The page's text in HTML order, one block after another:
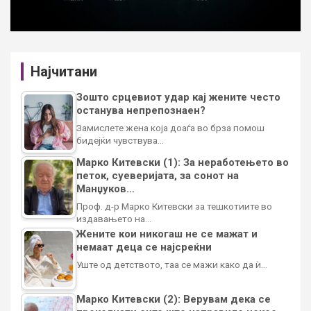
Најчитани
Зошто срцевиот удар кај жените често
останува непрепознаен?
Замислете жена која доаѓа во брза помош
бидејќи чувствува…
Марко Китевски (1): За неработењето во
петок, суеверијата, за сонот на
Манџуков…
Проф. д-р Марко Китевски за тешкотиите во
издавањето на…
Жените кои никогаш не се мажат и
немаат деца се најсреќни
Уште од детството, таа се мажи како да ѝ…
Марко Китевски (2): Верувам дека се